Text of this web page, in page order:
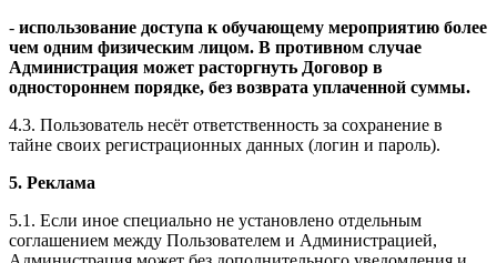
- использование доступа к обучающему мероприятию более
чем одним физическим лицом. В противном случае
Администрация может расторгнуть Договор в
одностороннем порядке, без возврата уплаченной суммы.
4.3. Пользователь несёт ответственность за сохранение в
тайне своих регистрационных данных (логин и пароль).
5. Реклама
5.1. Если иное специально не установлено отдельным
соглашением между Пользователем и Администрацией,